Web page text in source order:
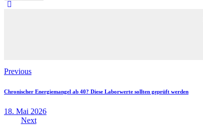
Previous
Chronischer Energiemangel ab 40? Diese Laborwerte sollten geprüft werden
18. Mai 2026
Next